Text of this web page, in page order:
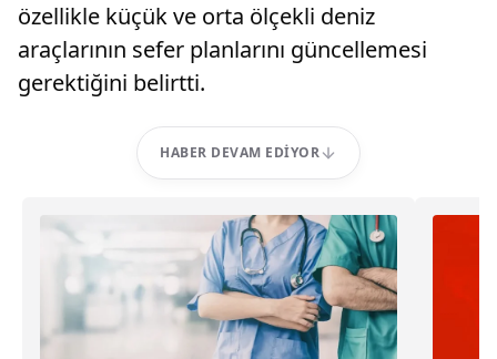
özellikle küçük ve orta ölçekli deniz
araçlarının sefer planlarını güncellemesi
gerektiğini belirtti.
HABER DEVAM EDIYOR